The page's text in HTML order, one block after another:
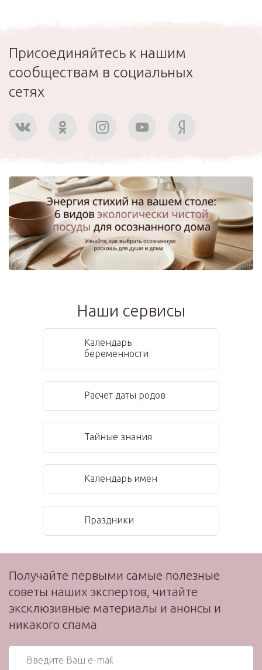
Присоединяйтесь к нашим
сообществам в социальных
сетях
Наши сервисы
Календарь
беременности
Расчет даты родов
Тайные знания
Календарь имен
Праздники
Получайте первыми самые полезные
советы наших экспертов, читайте
эксклюзивные материалы и анонсы и
никакого спама